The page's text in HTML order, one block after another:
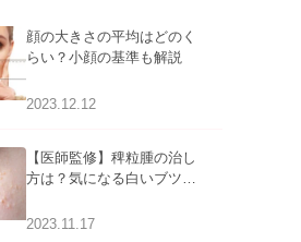
顔の大きさの平均はどのく
らい？小顔の基準も解説
2023.12.12
【医師監修】稗粒腫の治し
方は？気になる白いブツブ
アについて
2023.11.17